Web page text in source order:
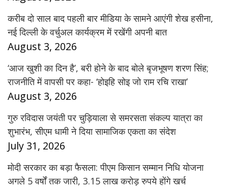
करीब दो साल बाद पहली बार मीडिया के सामने आएंगी शेख हसीना,
नई दिल्ली के वर्चुअल कार्यक्रम में रखेंगी अपनी बात
August 3, 2026
‘आज खुशी का दिन है’, बरी होने के बाद बोले बृजभूषण शरण सिंह;
राजनीति में वापसी पर कहा- ‘होइहि सोइ जो राम रचि राखा’
August 3, 2026
गुरु रविदास जयंती पर चुड़ियाला से समरसता संकल्प यात्रा का
शुभारंभ, सीएम धामी ने दिया सामाजिक एकता का संदेश
July 31, 2026
मोदी सरकार का बड़ा फैसला: पीएम किसान सम्मान निधि योजना
अगले 5 वर्षों तक जारी, 3.15 लाख करोड़ रुपये होंगे खर्च